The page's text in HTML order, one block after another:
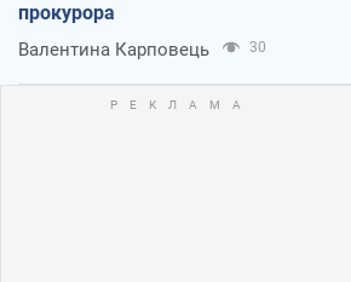
прокурора
Валентина Карповець 30